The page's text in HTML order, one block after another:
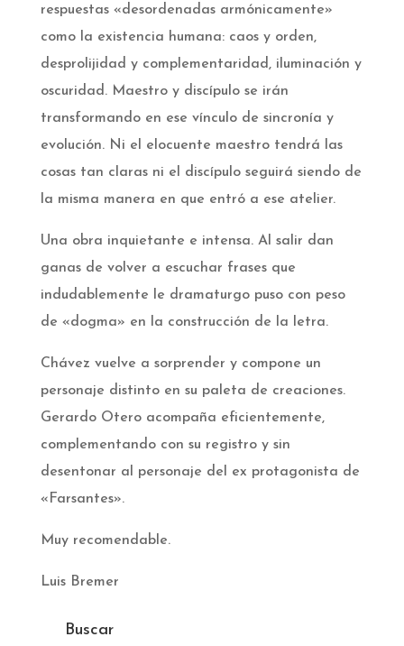
respuestas «desordenadas armónicamente»
como la existencia humana: caos y orden,
desprolijidad y complementaridad, iluminación y
oscuridad. Maestro y discípulo se irán
transformando en ese vínculo de sincronía y
evolución. Ni el elocuente maestro tendrá las
cosas tan claras ni el discípulo seguirá siendo de
la misma manera en que entró a ese atelier.
Una obra inquietante e intensa. Al salir dan
ganas de volver a escuchar frases que
indudablemente le dramaturgo puso con peso
de «dogma» en la construcción de la letra.
Chávez vuelve a sorprender y compone un
personaje distinto en su paleta de creaciones.
Gerardo Otero acompaña eficientemente,
complementando con su registro y sin
desentonar al personaje del ex protagonista de
«Farsantes».
Muy recomendable.
Luis Bremer
Buscar